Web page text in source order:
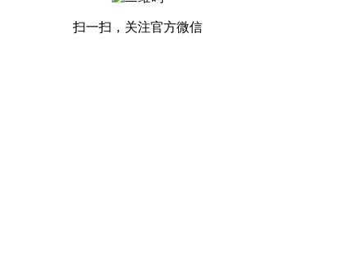
扫一扫，关注官方微信